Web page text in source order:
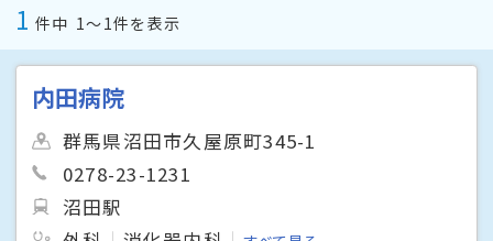
1 件中 1〜1件を表示
内田病院
群馬県沼田市久屋原町345-1
0278-23-1231
沼田駅